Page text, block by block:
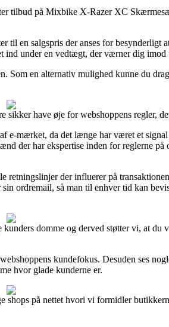
tilbud på Mixbike X-Razer XC
en salgspris der anses for besynderligt
under en vedtægt, der værner dig imod
Som en alternativ mulighed kunne du
have øje for webshoppens regler,
e-mærket, da det længe har været et
der har ekspertise inden for reglerne
retningslinjer der influerer på
ordremail, så man til enhver tid kan
domme og derved støtter vi, at du
kundefokus. Desuden ses
hvor glade kunderne er.
shops på nettet hvori vi formidler